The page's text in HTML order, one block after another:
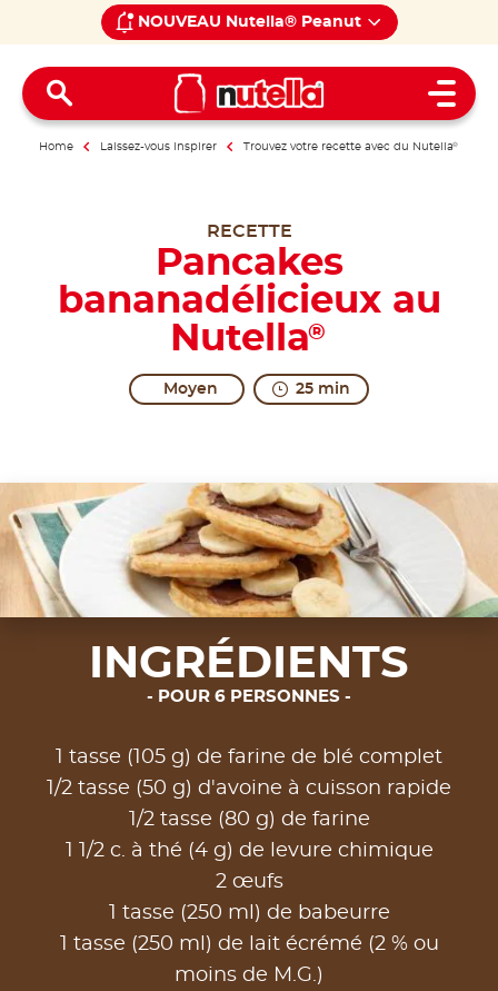
NOUVEAU Nutella® Peanut
Open
Home Laissez-vous inspirer Trouvez votre recette avec du Nutella®
RECETTE
Pancakes
bananadélicieux au
Nutella®
Moyen 25 min
INGRÉDIENTS
POUR 6 PERSONNES
1 tasse (105 g) de farine de blé complet
1/2 tasse (50 g) d'avoine à cuisson rapide
1/2 tasse (80 g) de farine
1 1/2 c. à thé (4 g) de levure chimique
2 œufs
1 tasse (250 ml) de babeurre
1 tasse (250 ml) de lait écrémé (2 % ou
moins de M.G.)